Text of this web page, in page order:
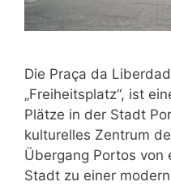
Die Praça da
„Freiheitsplatz“, ist
Plätze in der Stadt
kulturelles Zentrum
Übergang Portos von
Stadt zu einer